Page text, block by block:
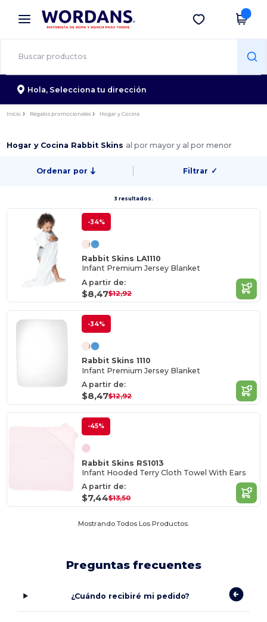
× App de Wordans
¡Mejores precios en app!
Descargar app
Hola, Selecciona tu dirección
Inicio Regalos promocionales Hogar y Cocina
Hogar y Cocina Rabbit Skins al por mayor y al por menor
Ordenar por Filtrar ✓
3 resultados.
-34%
Rabbit Skins LA1110
Infant Premium Jersey Blanket
A partir de:
$8,47$12,92
-34%
Rabbit Skins 1110
Infant Premium Jersey Blanket
A partir de:
$8,47$12,92
-45%
Rabbit Skins RS1013
Infant Hooded Terry Cloth Towel With Ears
A partir de:
$7,44$13,50
Mostrando Todos Los Productos.
Preguntas frecuentes
¿Cuándo recibiré mi pedido?